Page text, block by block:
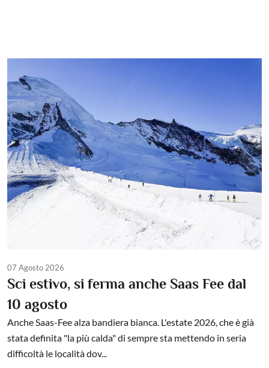
07 Agosto 2026
Sci estivo, si ferma anche Saas Fee dal
10 agosto
Anche Saas-Fee alza bandiera bianca. L'estate 2026, che è già
stata definita "la più calda" di sempre sta mettendo in seria
difficoltà le località dov...